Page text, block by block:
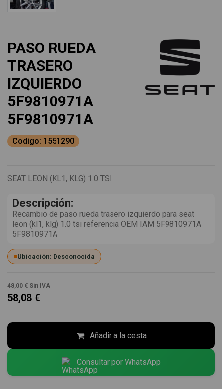
PASO RUEDA
TRASERO
IZQUIERDO
5F9810971A
5F9810971A
Codigo: 1551290
SEAT LEON (KL1, KLG) 1.0 TSI
Descripción:
Recambio de paso rueda trasero izquierdo para seat
leon (kl1, klg) 1.0 tsi referencia OEM IAM 5F9810971A
5F9810971A
Ubicación: Desconocida
48,00 € Sin IVA
58,08 €
Añadir a la cesta
Consultar por WhatsApp